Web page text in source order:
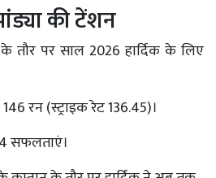
की टेंशन
तौर पर साल 2026 हार्दिक के लिए
रन (स्ट्राइक रेट 136.45)।
सफलताएं।